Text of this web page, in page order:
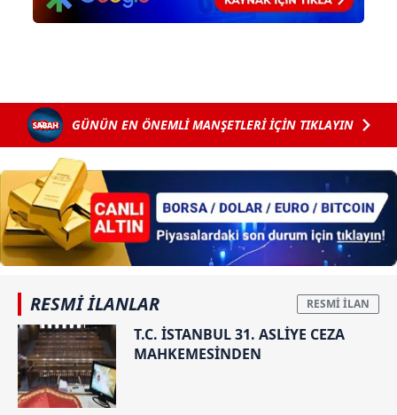
GÜNÜN EN ÖNEMLİ MANŞETLERİ İÇİN TIKLAYIN
RESMİ İLANLAR
T.C. İSTANBUL 31. ASLİYE CEZA
MAHKEMESİNDEN